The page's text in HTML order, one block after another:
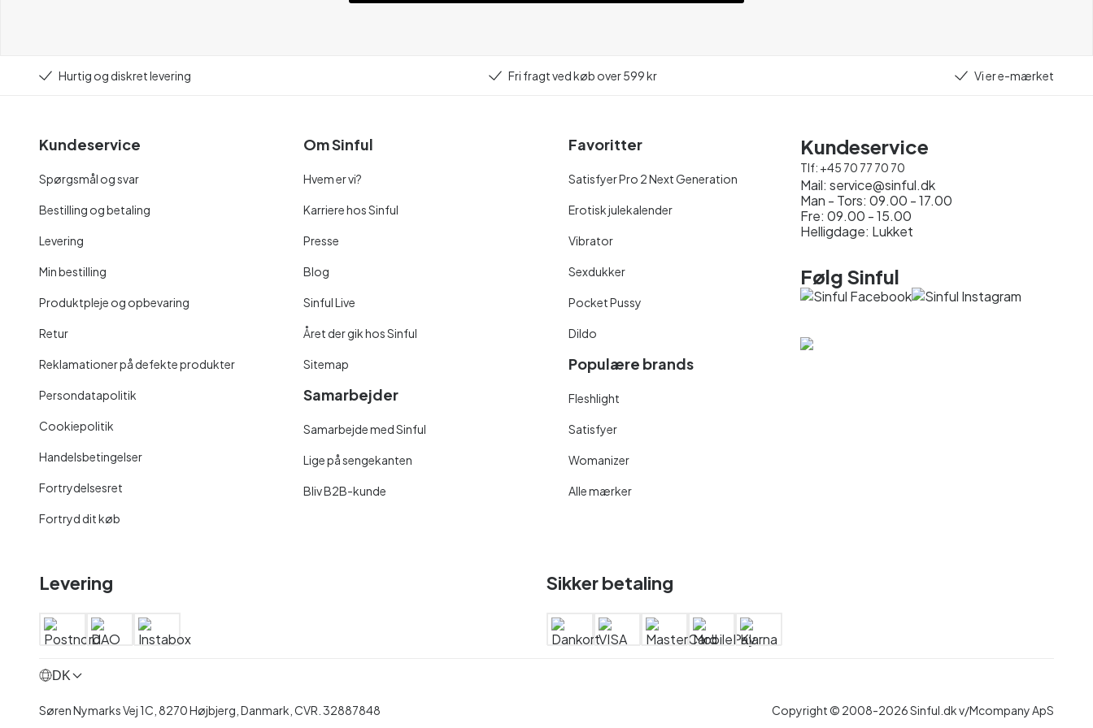
Hurtig og diskret levering Fri fragt ved køb over 599 kr Vi er e-mærket
Kundeservice
Spørgsmål og svar
Bestilling og betaling
Levering
Min bestilling
Produktpleje og opbevaring
Retur
Reklamationer på defekte produkter
Persondatapolitik
Cookiepolitik
Handelsbetingelser
Fortrydelsesret
Fortryd dit køb
Om Sinful
Hvem er vi?
Karriere hos Sinful
Presse
Blog
Sinful Live
Året der gik hos Sinful
Sitemap
Samarbejder
Samarbejde med Sinful
Lige på sengekanten
Bliv B2B-kunde
Favoritter
Satisfyer Pro 2 Next Generation
Erotisk julekalender
Vibrator
Sexdukker
Pocket Pussy
Dildo
Populære brands
Fleshlight
Satisfyer
Womanizer
Alle mærker
Kundeservice
Tlf: +45 70 77 70 70
Mail: service@sinful.dk
Man - Tors: 09.00 - 17.00
Fre: 09.00 - 15.00
Helligdage: Lukket
Følg Sinful
Levering Sikker betaling
DK
Søren Nymarks Vej 1C, 8270 Højbjerg, Danmark, CVR. 32887848 Copyright © 2008-2026 Sinful.dk v/Mcompany ApS